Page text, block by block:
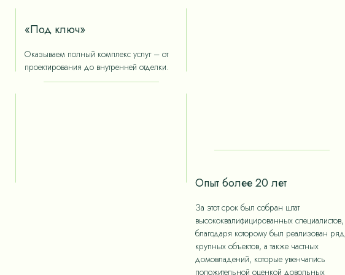
«Под ключ»
Оказываем полный комплекс услуг – от
проектирования до внутренней отделки.
Опыт более 20 лет
За этот срок был собран штат
высококвалифицированных специалистов,
благодаря которому был реализован ряд
крупных объектов, а также частных
домовладений, которые увенчались
положительной оценкой довольных